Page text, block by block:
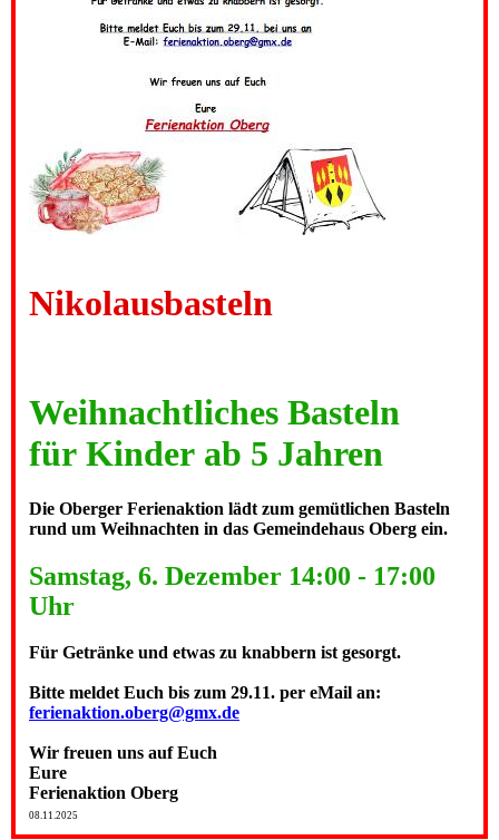
Nikolausbasteln
Weihnachtliches Basteln
für Kinder ab 5 Jahren
Die Oberger Ferienaktion lädt zum gemütlichen Basteln
rund um Weihnachten in das Gemeindehaus Oberg ein.
Samstag, 6. Dezember 14:00 - 17:00
Uhr
Für Getränke und etwas zu knabbern ist gesorgt.
Bitte meldet Euch bis zum 29.11. per eMail an:
ferienaktion.oberg@gmx.de
Wir freuen uns auf Euch
Eure
Ferienaktion Oberg
08.11.2025